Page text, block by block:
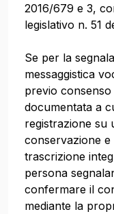
2016/679 e 3,
legislativo n. 51
Se per la
messaggistica
previo
documentata a
registrazione su
conservazione
trascrizione
persona
confermare il
mediante la